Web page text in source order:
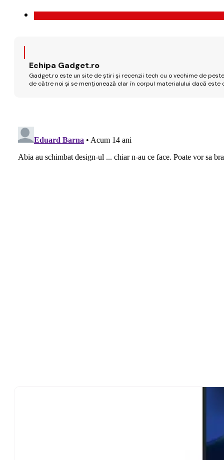
Echipa Gadget.ro
Gadget.ro este un site de știri și recenzii tech cu o vechime de
de către noi și se menționează clar în corpul materialului dacă este